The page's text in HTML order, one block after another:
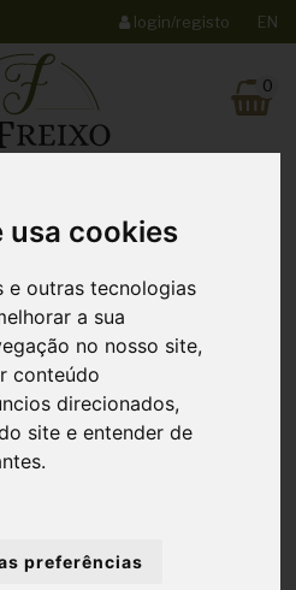
usa cookies
e outras tecnologias
a sua
no nosso site,
conteúdo
direcionados,
site e entender de
preferências
login/registo EN
0
região, com as nossas próprias
harmonizar os sabores com a